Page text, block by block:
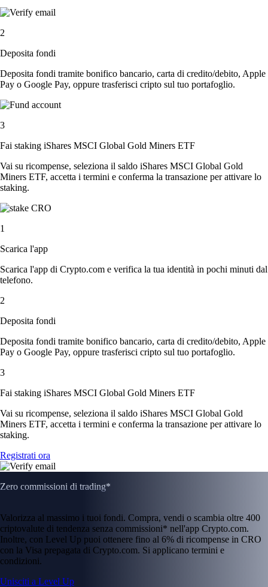
2
Deposita fondi
Deposita fondi tramite bonifico bancario, carta di credito/debito, Apple
Pay o Google Pay, oppure trasferisci cripto sul tuo portafoglio.
3
Fai staking iShares MSCI Global Gold Miners ETF
Vai su ricompense, seleziona il saldo iShares MSCI Global Gold
Miners ETF, accetta i termini e conferma la transazione per attivare lo
staking.
1
Scarica l'app
Scarica l'app di Crypto.com e verifica la tua identità in pochi minuti dal
telefono.
2
Deposita fondi
Deposita fondi tramite bonifico bancario, carta di credito/debito, Apple
Pay o Google Pay, oppure trasferisci cripto sul tuo portafoglio.
3
Fai staking iShares MSCI Global Gold Miners ETF
Vai su ricompense, seleziona il saldo iShares MSCI Global Gold
Miners ETF, accetta i termini e conferma la transazione per attivare lo
staking.
Registrati ora
Zero commissioni di trading*
Valorizza al massimo i tuoi fondi. Compra, vendi o scambia oltre 400
criptovalute di tendenza senza commissioni* nell'app Crypto.com.
Inoltre, con Level Up puoi ottenere fino al 6% di ricompense in CRO
con la Visa prepagata di Crypto.com. Si applicano termini e
condizioni.
Unisciti a Level Up